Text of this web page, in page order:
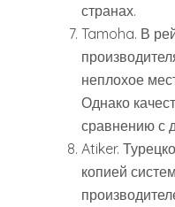
странах.
Tamoha. В
неплохое
Однако
сравнению с
Atiker.
копией